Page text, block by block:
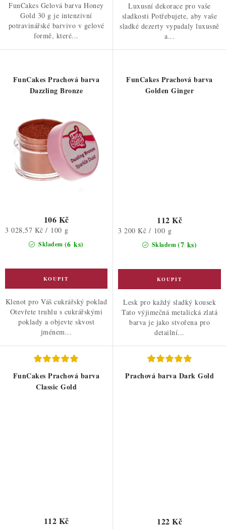
FunCakes Gelová barva Honey
Gold 30 g je intenzivní
potravinářské barvivo v gelové
formě, které...
Luxusní dekorace pro vaše
sladkosti Potřebujete, aby vaše
sladké dezerty vypadaly luxusně
a...
FunCakes Prachová barva
Dazzling Bronze
Skladem (6 ks)
106 Kč
Měrná
3 028,57 Kč / 100 g
Klenot pro Váš cukrářský poklad
Otevřete truhlu s cukrářskými
poklady a objevte skvost
jménem...
FunCakes Prachová barva
Golden Ginger
Skladem(7 ks)
112 Kč
Měrná
3 200 Kč / 100 g
Lesk pro každý sladký kousek
Tato výjimečná metalická zlatá
barva je jako stvořena pro
detailní...
FunCakes Prachová barva
Classic Gold
112 Kč
Prachová barva Dark Gold
122 Kč